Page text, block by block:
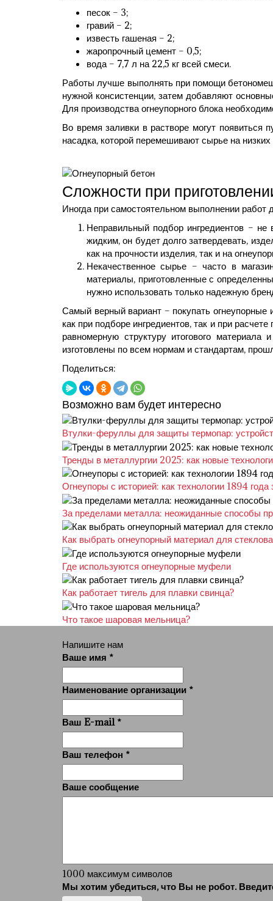
песок – 3;
гравий – 2;
известь гашеная – 2;
жаропрочный цемент – 0,5;
вода – 7,7 л на 22,5 кг всей смеси.
Работы лучше выполнять при помощи
нужной консистенции, затем добавляют
Для производства огнеупорного блока
Во время заливки в растворе могут появиться
насадка, которой перемешивают сырье на
Сложности при
Иногда при самостоятельном выполнении
Неправильный подбор ингредиентов –
жидким, он будет долго затвердевать,
как на прочности изделия, так и на
Некачественное сырье – часто в
материалы, приготовленные с
нужно использовать только надежную
Самый верный вариант – покупать огнеупорные
как при подборе ингредиентов, так и при
равномерную структуру итогового
изготовлены по всем нормам и стандартам,
Поделиться:
Возможно вам будет интересно
Втулки-феруллы для защиты термопар:
Тренды в металлургии 2025: как новые
Огнеупоры с историей: как технологии 1894
За пределами металла: неожиданные способы
Как выбрать огнеупорный материал для
Где используются огнеупорные муфели
Как работает тигель для плавки свинца?
Что такое шаровая мельница?
Напишите нам
Ваше имя *
Наименование организации *
Ваш E-mail *
Ваш телефон *
Ваше сообщение
1000 максимум символов
Мы хотим убедиться, что Вы не робот.